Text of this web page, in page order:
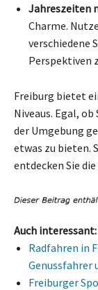
Jahreszeiten
Charme.
verschiedene
Perspektiven
Freiburg bietet
Niveaus. Egal,
der Umgebung
etwas zu bieten.
entdecken Sie
Auch interessant:
Radfahren in
Genussfahrer
Freiburger